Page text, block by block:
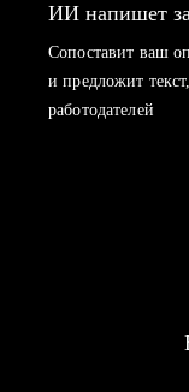
ИИ напишет
Сопоставит ваш
и предложит
работодателей